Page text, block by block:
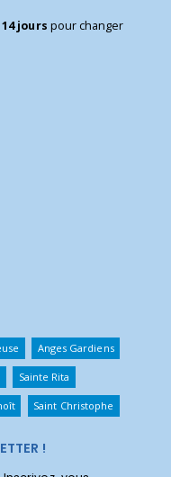
14 jours pour changer
Anges Gardiens
Sainte Rita
Saint Christophe
!